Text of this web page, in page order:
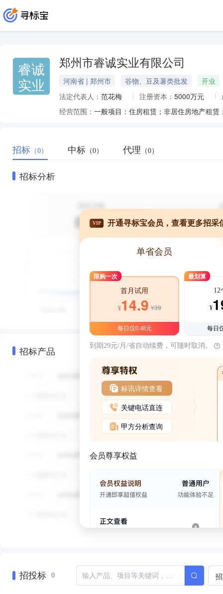
睿诚
实业
郑州市睿诚实业有限公司
河南省 | 郑州市 谷物、豆及薯类批发
开业
法定代表人： 范花梅 注册资本： 5000万元
经营范围：
招标 （0） 中标 （0） 代理 （0）
招标分析
招标产品
VIP 开通寻标宝会员，查看更多招采
单省会员
限购一次
首月试用
¥14.9 ¥39
每日仅0.48元
最划算
12
¥
每日
到期29元/月/省自动续费，可随时取消。
标讯详情查看
关键电话直连
甲方分析查询
会员尊享权益
招投标 0